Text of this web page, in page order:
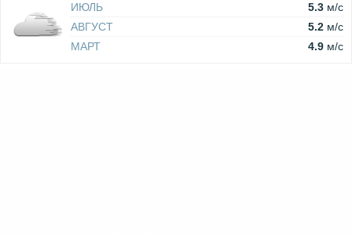
ИЮЛЬ
5.3 м/c
АВГУСТ
5.2 м/c
МАРТ
4.9 м/c